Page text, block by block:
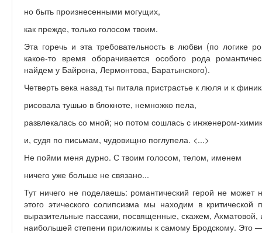
но быть произнесенными могущих,
как прежде, только голосом твоим.
Эта горечь и эта требовательность в любви (по логике
какое-то время оборачивается особого рода
найдем у Байрона, Лермонтова, Баратынского).
Четверть века назад ты питала пристрастье к люля и к
рисовала тушью в блокноте, немножко пела,
развлекалась со мной; но потом сошлась с инженером-
и, судя по письмам, чудовищно поглупела. <...>
Не пойми меня дурно. С твоим голосом, телом, именем
ничего уже больше не связано...
Тут ничего не поделаешь: романтический герой не может
этого этического солипсизма мы находим в
выразительные пассажи, посвященные, скажем,
наибольшей степени приложимы к самому Бродскому. Это